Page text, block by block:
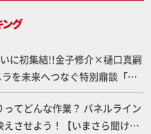
に初集結!!金子修介×樋口真嗣
を未来へつなぐ特別鼎談「ガ
クト FINAL」
てどんな作業？ パネルライン
させよう！【いまさら聞けな